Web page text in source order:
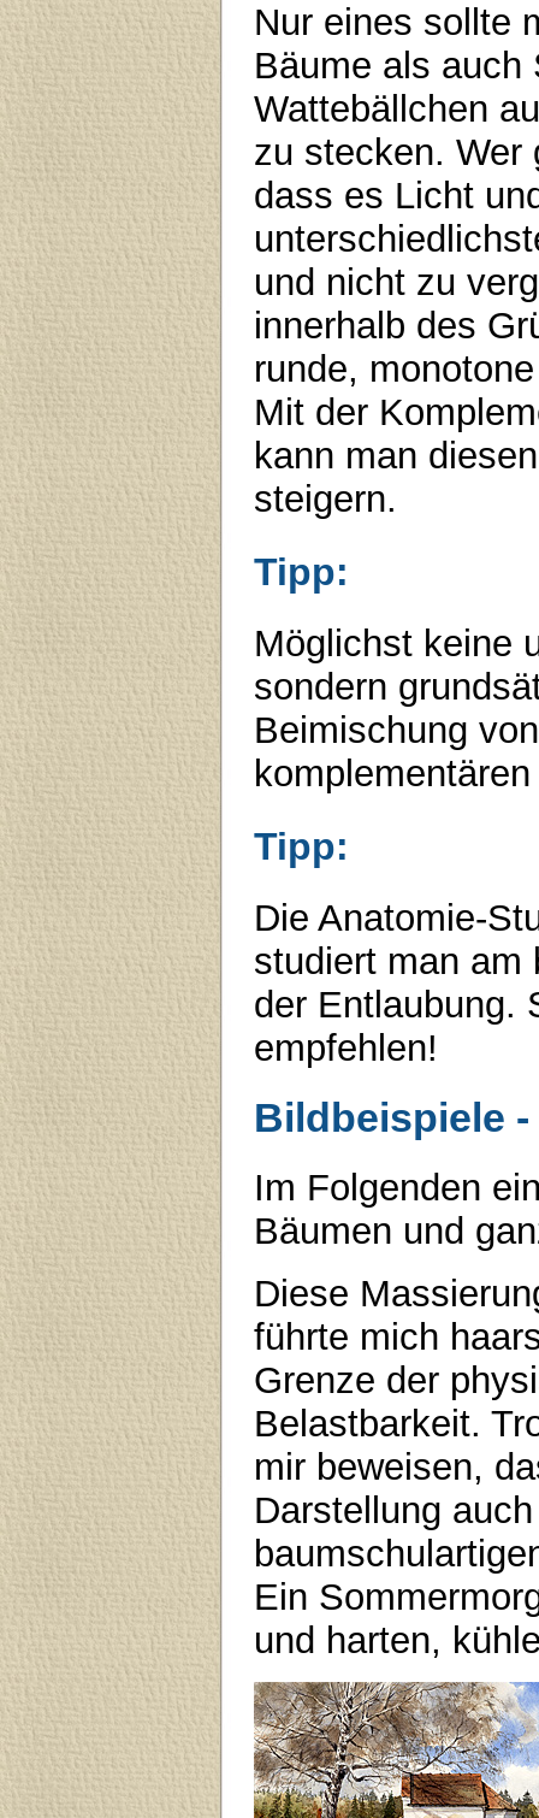
Nur eines sollte
Bäume als auch
Wattebällchen
zu stecken. Wer
dass es Licht
und nicht zu
innerhalb des
runde,
Mit der
kann man
steigern.
Tipp:
Möglichst keine
sondern
Beimischung
Tipp:
Die Anatomie-
studiert man am
der Entlaubung.
empfehlen!
Bildbeispiele
Im Folgenden
Bäumen und
Diese
führte mich
Grenze der
Belastbarkeit.
mir beweisen,
Darstellung
Ein
und harten,